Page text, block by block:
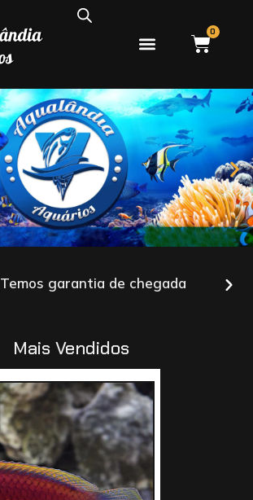
0
Temos garantia de chegada
Mais Vendidos